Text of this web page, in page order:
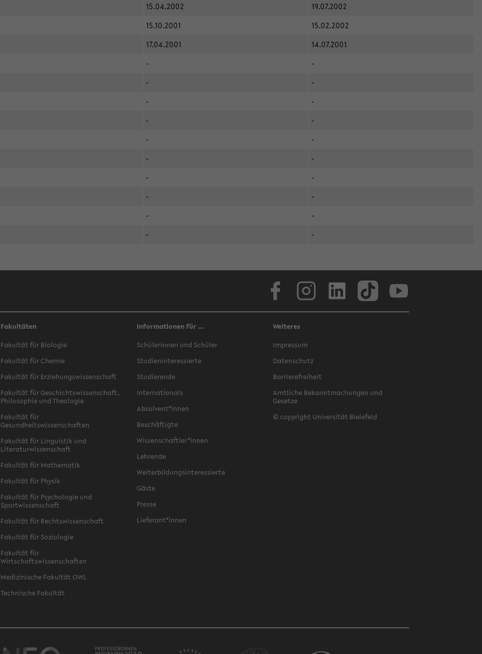
15.04.2002
19.07.2002
15.10.2001
15.02.2002
17.04.2001
14.07.2001
-
-
-
-
-
-
-
-
-
-
-
-
-
-
-
-
-
-
- -
Fakultäten
Fakultät für Biologie
Fakultät für Chemie
Fakultät für Erziehungswissenschaft
Fakultät für Geschichtswissenschaft,
Philosophie und Theologie
Fakultät für
Gesundheitswissenschaften
Fakultät für Linguistik und
Literaturwissenschaft
Fakultät für Mathematik
Fakultät für Physik
Fakultät für Psychologie und
Sportwissenschaft
Fakultät für Rechtswissenschaft
Fakultät für Soziologie
Fakultät für
Wirtschaftswissenschaften
Medizinische Fakultät OWL
Technische Fakultät
Informationen für ...
Schülerinnen und Schüler
Studieninteressierte
Studierende
Internationals
Absolvent*innen
Beschäftigte
Wissenschaftler*innen
Lehrende
Weiterbildungsinteressierte
Gäste
Presse
Lieferant*innen
Weiteres
Impressum
Datenschutz
Barrierefreiheit
Amtliche Bekanntmachungen und
Gesetze
© copyright Universität Bielefeld